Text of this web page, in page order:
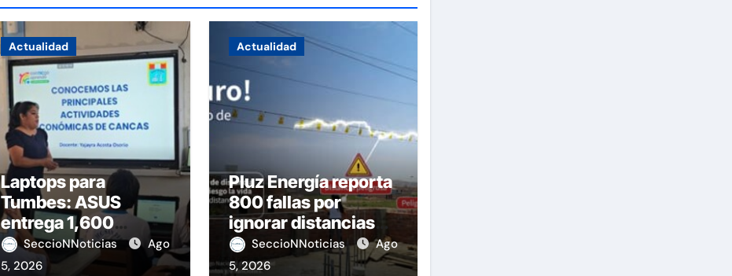
Actualidad
Laptops para
Tumbes: ASUS
entrega 1,600
equipos educativos
SeccioNNoticias
Ago
5, 2026
Actualidad
Pluz Energía reporta
800 fallas por
ignorar distancias
de seguridad
SeccioNNoticias
Ago
5, 2026